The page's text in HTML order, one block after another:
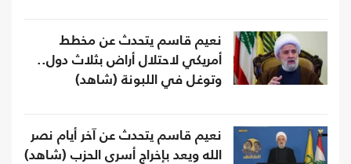
نعيم قاسم يتحدث عن مخطط
أمريكي لاحتلال أراض بثلاث دول..
وتوغل في اللبونة (شاهد)
نعيم قاسم يتحدث عن آخر أيام نصر
الله ويعد بإخراج أسرى الحزب (شاهد)